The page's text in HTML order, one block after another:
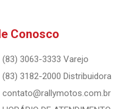
Conosco
(83) 3063-3333 Varejo
(83) 3182-2000 Distribuidora
contato@rallymotos.com.br